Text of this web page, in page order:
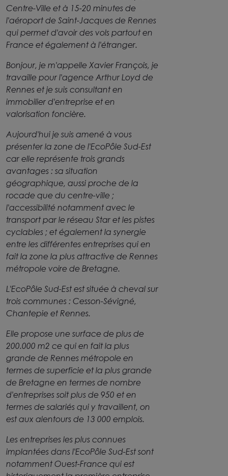
Centre-Ville et à 15-20 minutes de
l'aéroport de Saint-Jacques de Rennes
qui permet d'avoir des vols partout en
France et également à l'étranger.
Bonjour, je m'appelle Xavier François, je
travaille pour l'agence Arthur Loyd de
Rennes et je suis consultant en
immobilier d'entreprise et en
valorisation foncière.
Aujourd'hui je suis amené à vous
présenter la zone de l'EcoPôle Sud-Est
car elle représente trois grands
avantages : sa situation
géographique, aussi proche de la
rocade que du centre-ville ;
l'accessibilité notamment avec le
transport par le réseau Star et les pistes
cyclables ; et également la synergie
entre les différentes entreprises qui en
fait la zone la plus attractive de Rennes
métropole voire de Bretagne.
L'EcoPôle Sud-Est est située à cheval sur
trois communes : Cesson-Sévigné,
Chantepie et Rennes.
Elle propose une surface de plus de
200.000 m2 ce qui en fait la plus
grande de Rennes métropole en
termes de superficie et la plus grande
de Bretagne en termes de nombre
d'entreprises soit plus de 950 et en
termes de salariés qui y travaillent, on
est aux alentours de 13 000 emplois.
Les entreprises les plus connues
implantées dans l'EcoPôle Sud-Est sont
notamment Ouest-France qui est